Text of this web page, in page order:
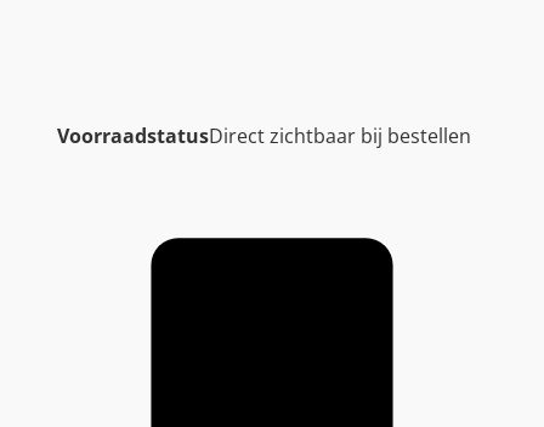
VoorraadstatusDirect zichtbaar bij bestellen